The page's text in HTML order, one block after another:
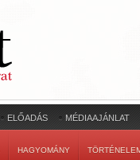
ELŐADÁS MÉDIAAJÁNLAT
HAGYOMÁNY